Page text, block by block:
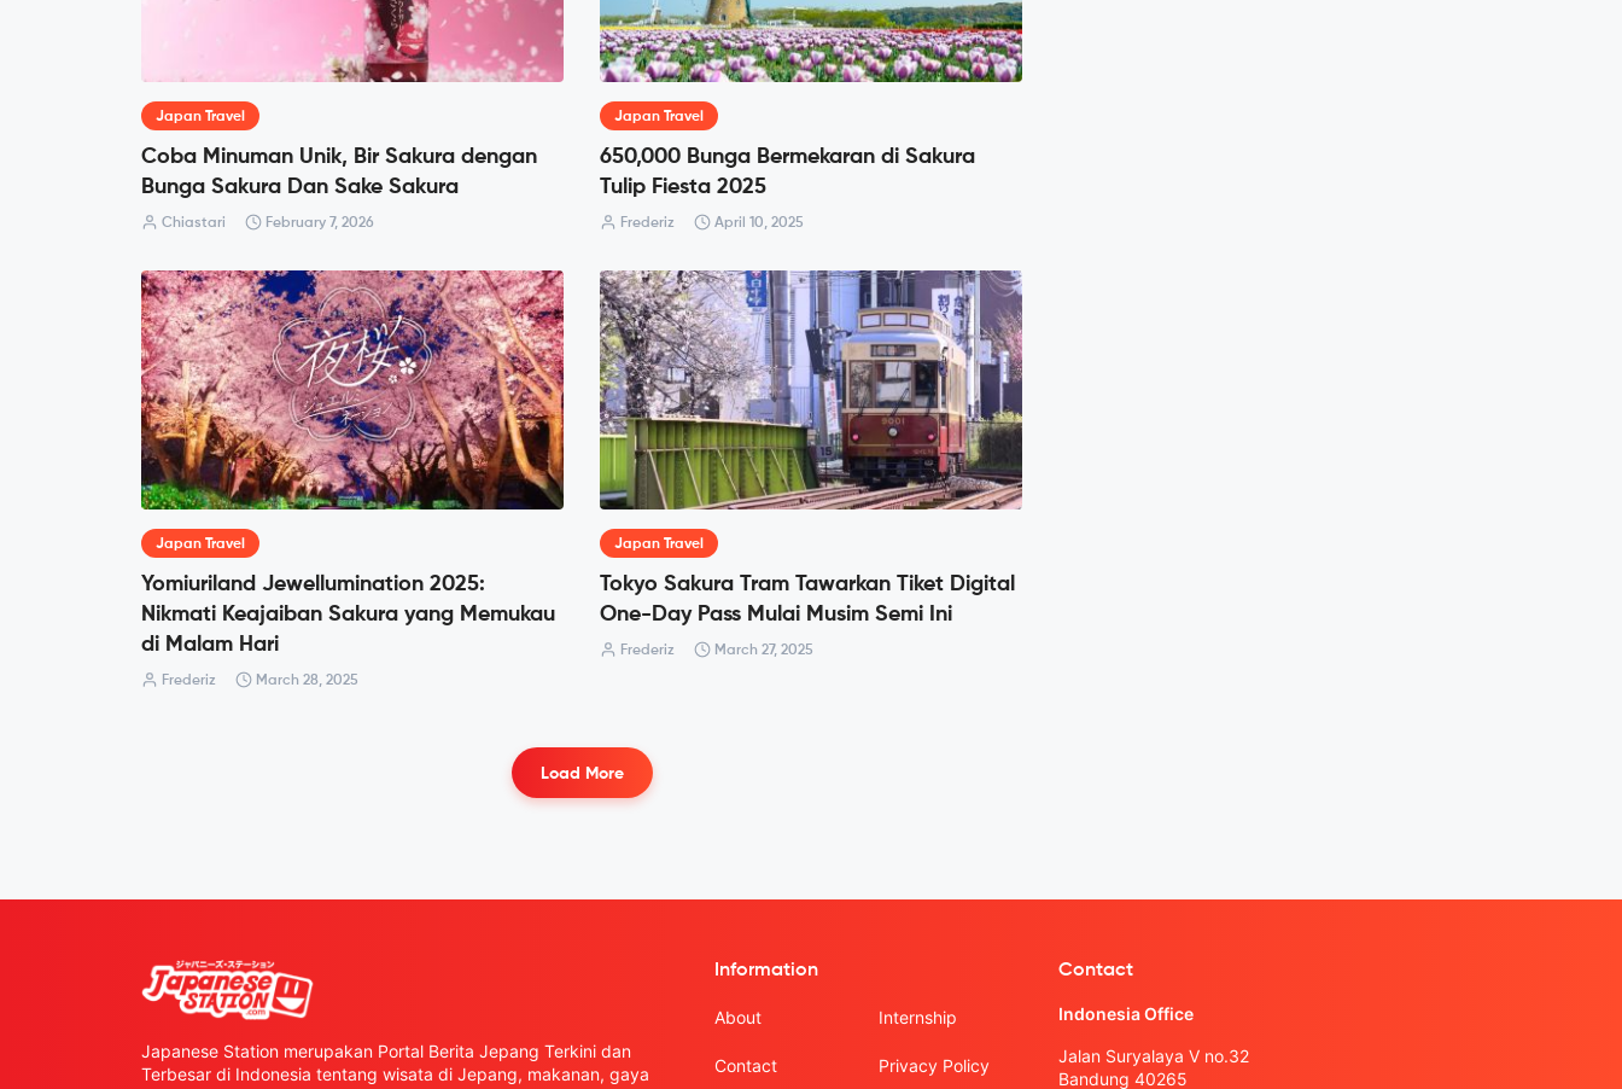
Japan Travel
Coba Minuman Unik, Bir Sakura dengan
Bunga Sakura Dan Sake Sakura
Chiastari February 7, 2026
Japan Travel
650,000 Bunga Bermekaran di Sakura
Tulip Fiesta 2025
Frederiz April 10, 2025
Japan Travel
Yomiuriland Jewellumination 2025:
Nikmati Keajaiban Sakura yang Memukau
di Malam Hari
Frederiz March 28, 2025
Japan Travel
Tokyo Sakura Tram Tawarkan Tiket Digital
One-Day Pass Mulai Musim Semi Ini
Frederiz March 27, 2025
Load More
Japanese Station merupakan Portal Berita Jepang Terkini dan
Terbesar di Indonesia tentang wisata di Jepang, makanan, gaya
Information
About
Contact
Internship
Privacy Policy
Contact
Indonesia Office
Jalan Suryalaya V no.32
Bandung 40265